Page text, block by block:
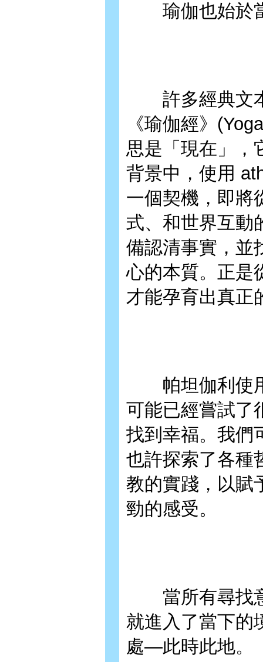
瑜伽也始於
許多經典文本
《瑜伽經》
思是「現在」，
背景中，使用
一個契機，即將
式、和世界互動
備認清事實，並
心的本質。正是
才能孕育出真正
帕坦伽利使用
可能已經嘗試了
找到幸福。我們
也許探索了各種
教的實踐，以賦
勁的感受。
當所有尋找意
就進入了當下的
處—此時此地。